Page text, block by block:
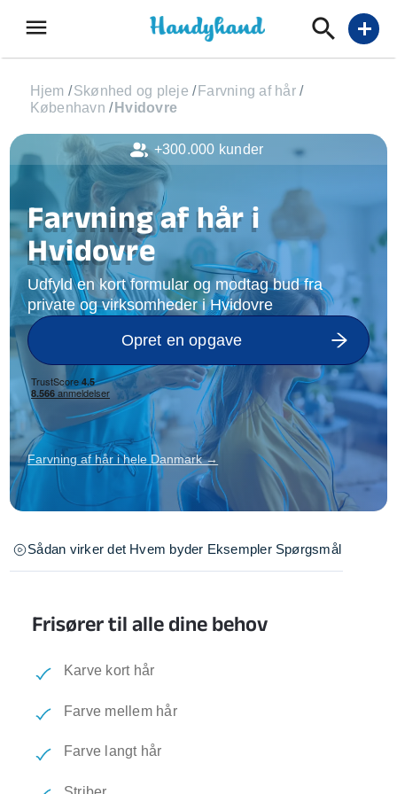
menu add
Hjem /Skønhed og pleje / Farvning af hår /
København / Hvidovre
Farvning af hår i
Hvidovre
Udfyld en kort formular og modtag bud fra
private og virksomheder i Hvidovre
Opret en opgave
Farvning af hår i hele Danmark →
Sådan virker det Hvem byder Eksempler Spørgsmål
Frisører til alle dine behov
Karve kort hår
Farve mellem hår
Farve langt hår
+300.000 kunder